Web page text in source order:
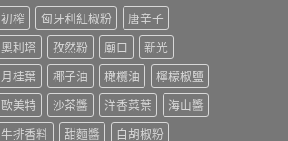
初榨 匈牙利紅椒粉
唐辛子
奧利塔
孜然粉 廟口
新光
月桂葉
椰子油 橄欖油
檸檬椒鹽
歐美特
沙茶醬 洋香菜葉
海山醬
牛排香料
甜麵醬
白胡椒粉